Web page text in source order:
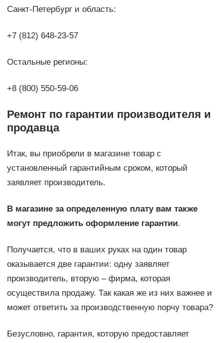
Санкт-Петербург и область:
+7 (812) 648-23-57
Остальные регионы:
+8 (800) 550-59-06
Ремонт по гарантии производителя и
продавца
Итак, вы приобрели в магазине товар с
установленный гарантийным сроком, который
заявляет производитель.
В магазине за определенную плату вам также
могут предложить оформление гарантии.
Получается, что в ваших руках на один товар
оказывается две гарантии: одну заявляет
производитель, вторую – фирма, которая
осуществила продажу. Так какая же из них важнее и
может ответить за производственную порчу товара?
Безусловно, гарантия, которую предоставляет